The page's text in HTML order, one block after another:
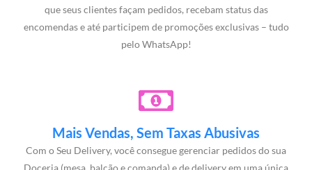
que seus clientes façam pedidos, recebam status das
encomendas e até participem de promoções exclusivas – tudo
pelo WhatsApp!
Mais Vendas, Sem Taxas Abusivas
Com o Seu Delivery, você consegue gerenciar pedidos do sua